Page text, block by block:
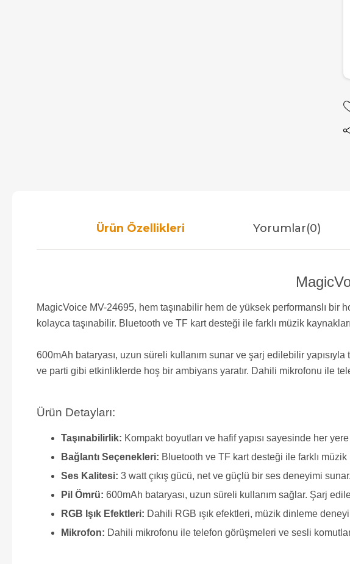
Ürün Özellikleri Yorumlar(0)
MagicVoice MV-24695, hem taşınabilir hem de yüksek performanslı bir
kolayca taşınabilir. Bluetooth ve TF kart desteği ile farklı müzik
600mAh bataryası, uzun süreli kullanım sunar ve şarj edilebilir
ve parti gibi etkinliklerde hoş bir ambiyans yaratır. Dahili mikrofonu ile
Ürün Detayları:
Taşınabilirlik: Kompakt boyutları ve hafif yapısı sayesinde her
Bağlantı Seçenekleri: Bluetooth ve TF kart desteği ile farklı
Ses Kalitesi: 3 watt çıkış gücü, net ve güçlü bir ses deneyimi sunar.
Pil Ömrü: 600mAh bataryası, uzun süreli kullanım sağlar. Şarj
RGB Işık Efektleri: Dahili RGB ışık efektleri, müzik dinleme
Mikrofon: Dahili mikrofonu ile telefon görüşmeleri ve sesli